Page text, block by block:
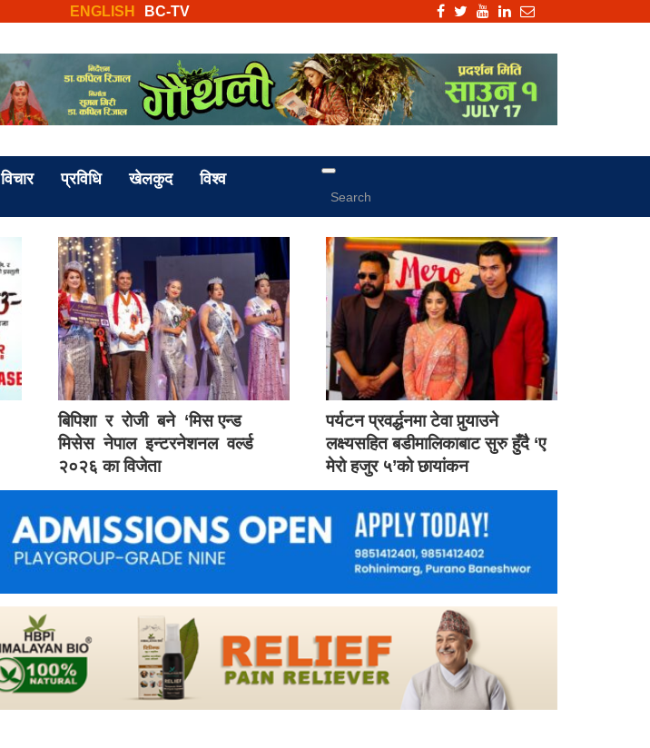
BC-TV
ENGLISH
विचार प्रविधि खेलकुद विश्व
बिपिशा र रोजी बने ‘मिस एन्ड
मिसेस नेपाल इन्टरनेशनल वर्ल्ड
२०२६ का विजेता
पर्यटन प्रवर्द्धनमा टेवा पुर्‍याउने
लक्ष्यसहित बडीमालिकाबाट सुरु हुँदै ‘ए
मेरो हजुर ५’को छायांकन